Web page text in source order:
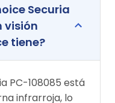
Securia
visión
tiene?
PC-108085 está
infrarroja, lo